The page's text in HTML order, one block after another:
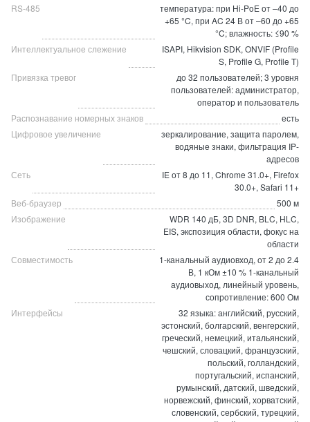
RS-485
температура: при Hi-PoE от –40 до
+65 °C, при AC 24 В от –60 до +65
°C; влажность: ≤90 %
Интеллектуальное слежение
ISAPI, Hikvision SDK, ONVIF (Profile
S, Profile G, Profile T)
Привязка тревог
до 32 пользователей; 3 уровня
пользователей: администратор,
оператор и пользователь
Распознавание номерных знаков
есть
Цифровое увеличение
зеркалирование, защита паролем,
водяные знаки, фильтрация IP-
адресов
Сеть
IE от 8 до 11, Chrome 31.0+, Firefox
30.0+, Safari 11+
Веб-браузер
500 м
Изображение
WDR 140 дБ, 3D DNR, BLC, HLC,
EIS, экспозиция области, фокус на
области
Совместимость
1-канальный аудиовход, от 2 до 2.4
В, 1 кОм ±10 % 1-канальный
аудиовыход, линейный уровень,
сопротивление: 600 Ом
Интерфейсы
32 языка: английский, русский,
эстонский, болгарский, венгерский,
греческий, немецкий, итальянский,
чешский, словацкий, французский,
польский, голландский,
португальский, испанский,
румынский, датский, шведский,
норвежский, финский, хорватский,
словенский, сербский, турецкий,